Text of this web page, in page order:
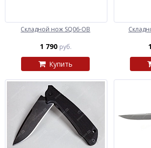
Складной нож SQ06-OB
1 790 руб.
Купить